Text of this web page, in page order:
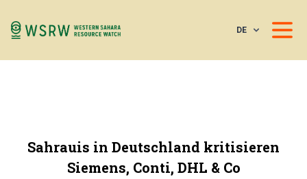
DE
Sahrauis in Deutschland kritisieren
Siemens, Conti, DHL & Co